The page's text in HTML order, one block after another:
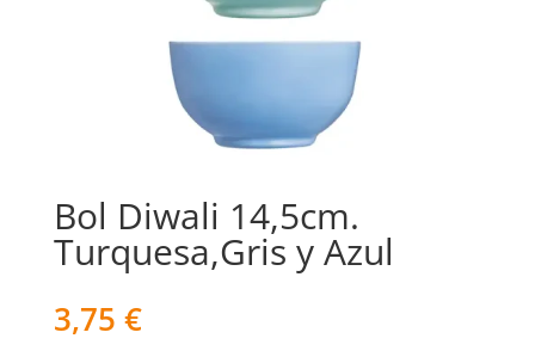
Bol Diwali 14,5cm.
Turquesa,Gris y Azul
3,75 €